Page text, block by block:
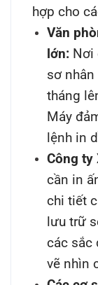
hợp cho
Văn
lớn: Nơi
sơ
tháng
Máy
lệnh in
Công ty
cần in
chi tiết
lưu trữ
các sắc
vẽ nhìn